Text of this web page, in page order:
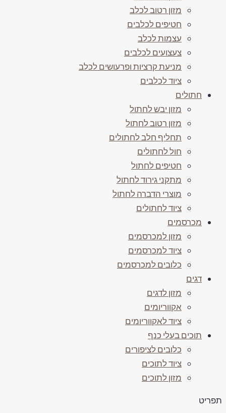
מזון רטוב לכלב
חטיפים לכלבים
עצמות לכלב
צעצועים לכלבים
מניעת קרציות ופרעושים לכלב
ציוד לכלבים
חתולים
מזון יבש לחתול
מזון רטוב לחתול
תחליף חלב לחתולים
חול לחתולים
חטיפים לחתול
מתקני גירוד לחתול
מוצרי הדברה לחתול
ציוד לחתולים
מכרסמים
מזון למכרסמים
ציוד למכרסמים
כלובים למכרסמים
דגים
מזון לדגים
אקווריומים
ציוד לאקווריומים
תוכים בעלי כנף
כלובים לציפורים
ציוד לתוכים
מזון לתוכים